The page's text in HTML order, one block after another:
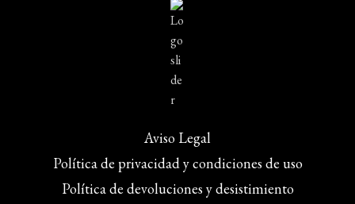
Aviso Legal
Política de privacidad y condiciones de uso
Política de devoluciones y desistimiento